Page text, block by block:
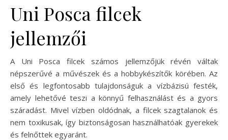
Uni Posca filcek
jellemzői
A Uni Posca filcek számos jellemzőjük révén váltak
népszerűvé a művészek és a hobbykészítők körében. Az
első és legfontosabb tulajdonságuk a vízbázisú festék,
amely lehetővé teszi a könnyű felhasználást és a gyors
száradást. Mivel vízben oldódnak, a filcek szagtalanok és
nem toxikusak, így biztonságosan használhatóak gyerekek
és felnőttek egyaránt.